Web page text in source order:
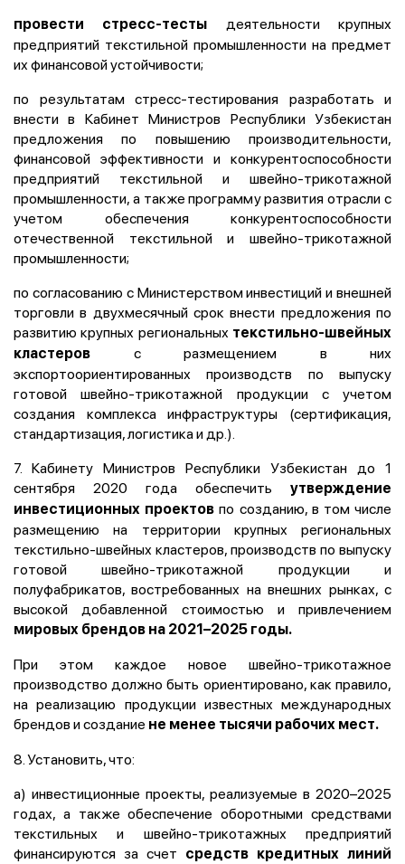
провести стресс-тесты деятельности крупных
предприятий текстильной промышленности на предмет
их финансовой устойчивости;
по результатам стресс-тестирования разработать и
внести в Кабинет Министров Республики Узбекистан
предложения по повышению производительности,
финансовой эффективности и конкурентоспособности
предприятий текстильной и швейно-трикотажной
промышленности, а также программу развития отрасли с
учетом обеспечения конкурентоспособности
отечественной текстильной и швейно-трикотажной
промышленности;
по согласованию с Министерством инвестиций и внешней
торговли в двухмесячный срок внести предложения по
развитию крупных региональных текстильно-швейных
кластеров с размещением в них
экспортоориентированных производств по выпуску
готовой швейно-трикотажной продукции с учетом
создания комплекса инфраструктуры (сертификация,
стандартизация, логистика и др.).
7. Кабинету Министров Республики Узбекистан до 1
сентября 2020 года обеспечить утверждение
инвестиционных проектовпо созданию, в том числе
размещению на территории крупных региональных
текстильно-швейных кластеров, производств по выпуску
готовой швейно-трикотажной продукции и
полуфабрикатов, востребованных на внешних рынках, с
высокой добавленной стоимостью и привлечением
мировых брендов на 2021–2025 годы.
При этом каждое новое швейно-трикотажное
производство должно быть ориентировано, как правило,
на реализацию продукции известных международных
брендов и создание не менее тысячи рабочих мест.
8. Установить, что:
а) инвестиционные проекты, реализуемые в 2020–2025
годах, а также обеспечение оборотными средствами
текстильных и швейно-трикотажных предприятий
финансируются за счет средств кредитных линий